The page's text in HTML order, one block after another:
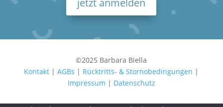
©2025 Barbara Biella
Kontakt |AGBs | Rücktritts- & Stornobedingungen |
Impressum | Datenschutz